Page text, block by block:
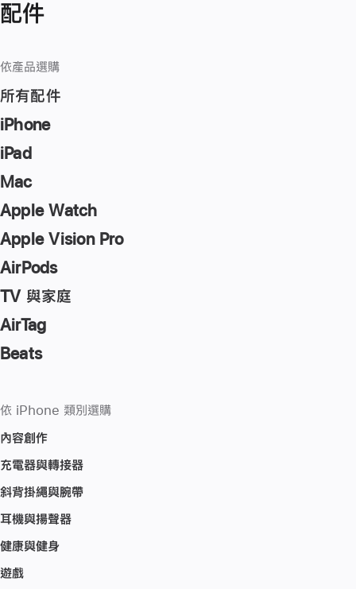
配件
依產品選購
所有配件
iPhone
iPad
Mac
Apple Watch
Apple Vision Pro
AirPods
TV 與家庭
AirTag
Beats
依 iPhone 類別選購
內容創作
充電器與轉接器
斜背掛繩與腕帶
耳機與揚聲器
健康與健身
遊戲